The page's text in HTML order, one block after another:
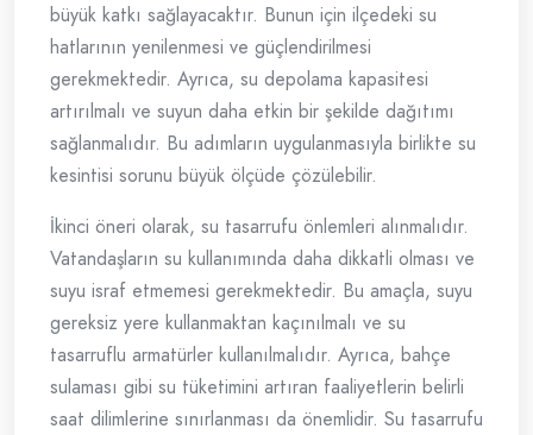
büyük katkı sağlayacaktır. Bunun için ilçedeki su
hatlarının yenilenmesi ve güçlendirilmesi
gerekmektedir. Ayrıca, su depolama kapasitesi
artırılmalı ve suyun daha etkin bir şekilde dağıtımı
sağlanmalıdır. Bu adımların uygulanmasıyla birlikte su
kesintisi sorunu büyük ölçüde çözülebilir.
İkinci öneri olarak, su tasarrufu önlemleri alınmalıdır.
Vatandaşların su kullanımında daha dikkatli olması ve
suyu israf etmemesi gerekmektedir. Bu amaçla, suyu
gereksiz yere kullanmaktan kaçınılmalı ve su
tasarruflu armatürler kullanılmalıdır. Ayrıca, bahçe
sulaması gibi su tüketimini artıran faaliyetlerin belirli
saat dilimlerine sınırlanması da önemlidir. Su tasarrufu